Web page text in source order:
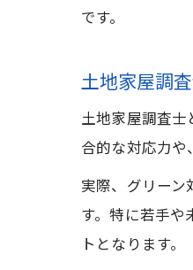
です。
土地家屋調
土地家屋調査
合的な対応力や
実際、グリー
す。特に若手
トとなります。